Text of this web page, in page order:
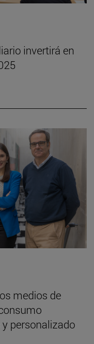
invertirá en
medios de
personalizado